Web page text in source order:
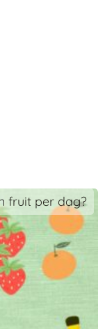
fruit per dag?